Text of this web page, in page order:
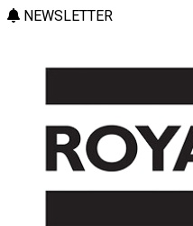
NEWSLETTER